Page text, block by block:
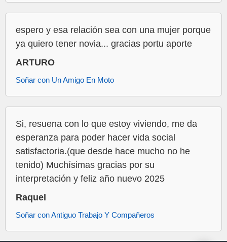
espero y esa relación sea con una mujer porque
ya quiero tener novia... gracias portu aporte
ARTURO
Soñar con Un Amigo En Moto
Si, resuena con lo que estoy viviendo, me da
esperanza para poder hacer vida social
satisfactoria.(que desde hace mucho no he
tenido) Muchísimas gracias por su
interpretación y feliz año nuevo 2025
Raquel
Soñar con Antiguo Trabajo Y Compañeros